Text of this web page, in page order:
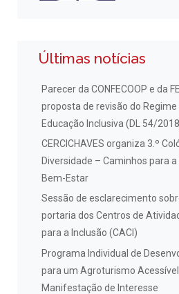
Últimas notícias
Parecer da CONFECOOP e da
proposta de revisão do
Educação Inclusiva (DL 54/
CERCICHAVES organiza 3.º
Diversidade – Caminhos para
Bem-Estar
Sessão de esclarecimento
portaria dos Centros de
para a Inclusão (CACI)
Programa Individual de
para um Agroturismo
Manifestação de Interesse